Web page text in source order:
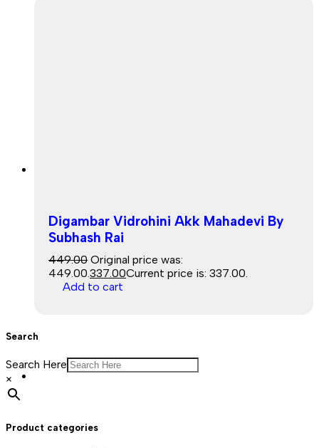
Sale
Digambar Vidrohini Akk Mahadevi By
Subhash Rai
449.00 Original price was:
₹449.00. 337.00Current price is: ₹337.00.
Add to cart
Search
Search Here
×
Product categories